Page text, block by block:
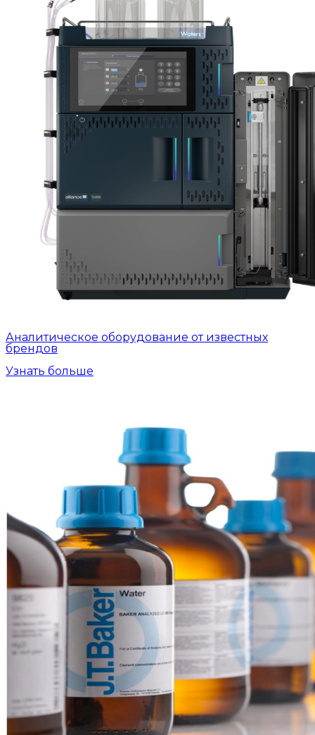
Аналитическое оборудование от известных
брендов
Узнать больше